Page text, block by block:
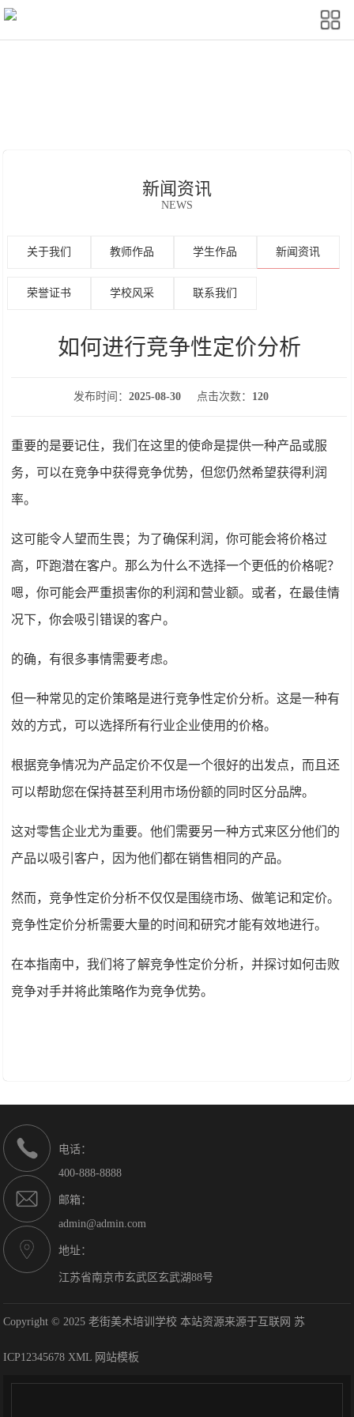
新闻资讯
NEWS
关于我们 教师作品 学生作品 新闻资讯
荣誉证书 学校风采 联系我们
如何进行竞争性定价分析
发布时间： 2025-08-30 点击次数： 120
重要的是要记住，我们在这里的使命是提供一种产品或服
务，可以在竞争中获得竞争优势，但您仍然希望获得利润
率。
这可能令人望而生畏；为了确保利润，你可能会将价格过
高，吓跑潜在客户。那么为什么不选择一个更低的价格呢？
嗯，你可能会严重损害你的利润和营业额。或者，在最佳情
况下，你会吸引错误的客户。
的确，有很多事情需要考虑。
但一种常见的定价策略是进行竞争性定价分析。这是一种有
效的方式，可以选择所有行业企业使用的价格。
根据竞争情况为产品定价不仅是一个很好的出发点，而且还
可以帮助您在保持甚至利用市场份额的同时区分品牌。
这对零售企业尤为重要。他们需要另一种方式来区分他们的
产品以吸引客户，因为他们都在销售相同的产品。
然而，竞争性定价分析不仅仅是围绕市场、做笔记和定价。
竞争性定价分析需要大量的时间和研究才能有效地进行。
在本指南中，我们将了解竞争性定价分析，并探讨如何击败
竞争对手并将此策略作为竞争优势。
电话：
400-888-8888
邮箱：
admin@admin.com
地址：
江苏省南京市玄武区玄武湖88号
Copyright © 2025 老街美术培训学校 本站资源来源于互联网 苏
ICP12345678 XML 网站模板